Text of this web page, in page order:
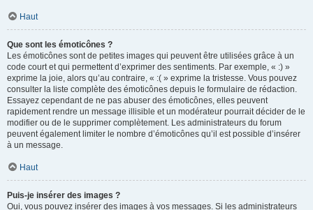
Haut
Que sont les émoticônes ?
Les émoticônes sont de petites images qui peuvent être utilisées grâce à un
code court et qui permettent d’exprimer des sentiments. Par exemple, « :) »
exprime la joie, alors qu’au contraire, « :( » exprime la tristesse. Vous pouvez
consulter la liste complète des émoticônes depuis le formulaire de rédaction.
Essayez cependant de ne pas abuser des émoticônes, elles peuvent
rapidement rendre un message illisible et un modérateur pourrait décider de le
modifier ou de le supprimer complètement. Les administrateurs du forum
peuvent également limiter le nombre d’émoticônes qu’il est possible d’insérer
à un message.
Haut
Puis-je insérer des images ?
Oui, vous pouvez insérer des images à vos messages. Si les administrateurs